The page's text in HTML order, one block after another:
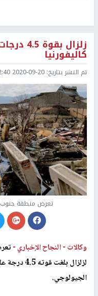
زلزال
كاليفورنيا
تم النشر بتاريخ: 2020-09-20 12:40
تعرض منطقة جنوب
وكالات -النجاح الإخباري -
لزلزال
الجيولوجي.